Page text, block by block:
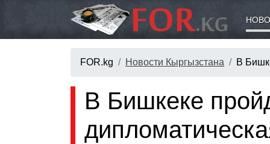
FOR.kg Новости Кыргызстана В
В Бишкеке